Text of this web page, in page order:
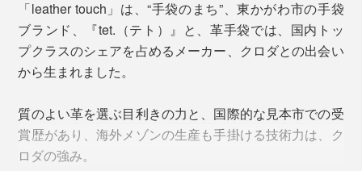
手の甲側には、最高級の羊革を使っていて、手の動きに
寄り添ってくれるような柔らかさ。
用。
一見、ふつうのレザーに見えますが、スマホをスイスイ
「leather touch」は、“手袋のまち”、東かがわ市の手袋
ブランド、『tet.（テト）』と、革手袋では、国内トッ
プクラスのシェアを占めるメーカー、クロダとの出会い
から生まれました。
質のよい革を選ぶ目利きの力と、国際的な見本市での受
賞歴があり、海外メゾンの生産も手掛ける技術力は、ク
ロダの強み。